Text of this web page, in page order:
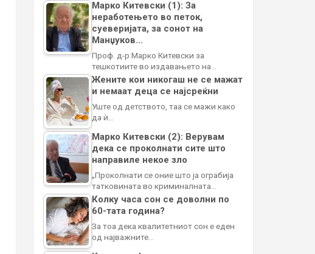
Марко Китевски (1): За
неработењето во петок,
суеверијата, за сонот на
Манџуков…
Проф. д-р Марко Китевски за
тешкотиите во издавањето на…
Жените кои никогаш не се мажат
и немаат деца се најсреќни
Уште од детството, таа се мажи како
да ѝ…
Марко Китевски (2): Верувам
дека се проколнати сите што
направиле некое зло
„Проколнати се оние што ја ограбија
татковината во криминалната…
Колку часа сон се доволни по
60-тата година?
За тоа дека квалитетниот сон е еден
од најважните…